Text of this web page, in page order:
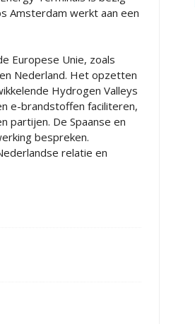
Amsterdam werkt aan een
Europese Unie, zoals
Nederland. Het opzetten
Hydrogen Valleys
e-brandstoffen faciliteren,
partijen. De Spaanse en
bespreken.
relatie en